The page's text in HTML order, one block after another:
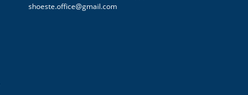
shoeste.office@gmail.com